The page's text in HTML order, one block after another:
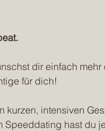
dir einfach
für dich!
kurzen, intensiven
hast du